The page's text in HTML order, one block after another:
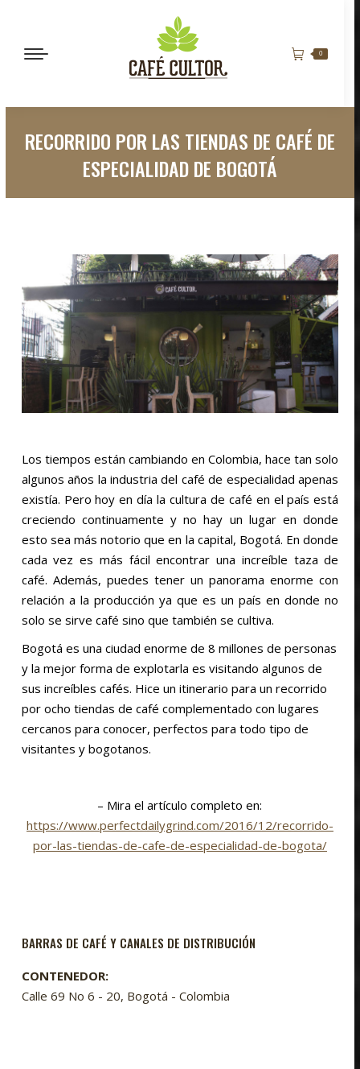
0
RECORRIDO POR LAS TIENDAS DE CAFÉ DE
ESPECIALIDAD DE BOGOTÁ
Los tiempos están cambiando en Colombia, hace tan solo
algunos años la industria del café de especialidad apenas
existía. Pero hoy en día la cultura de café en el país está
creciendo continuamente y no hay un lugar en donde
esto sea más notorio que en la capital, Bogotá. En donde
cada vez es más fácil encontrar una increíble taza de
café. Además, puedes tener un panorama enorme con
relación a la producción ya que es un país en donde no
solo se sirve café sino que también se cultiva.
Bogotá es una ciudad enorme de 8 millones de personas
y la mejor forma de explotarla es visitando algunos de
sus increíbles cafés. Hice un itinerario para un recorrido
por ocho tiendas de café complementado con lugares
cercanos para conocer, perfectos para todo tipo de
visitantes y bogotanos.
– Mira el artículo completo en:
https://www.perfectdailygrind.com/2016/12/recorrido-
por-las-tiendas-de-cafe-de-especialidad-de-bogota/
BARRAS DE CAFÉ Y CANALES DE DISTRIBUCIÓN
CONTENEDOR:
Calle 69 No 6 - 20, Bogotá - Colombia